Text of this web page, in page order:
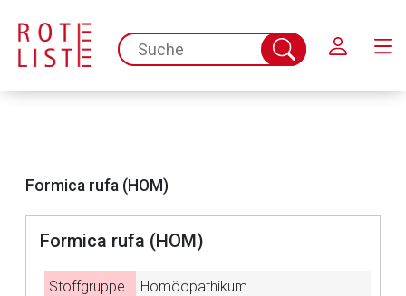
spc.search.input.placeholder
Suche
abschicken
Formica rufa (HOM)
Formica rufa (HOM)
Stoffgruppe Homöopathikum